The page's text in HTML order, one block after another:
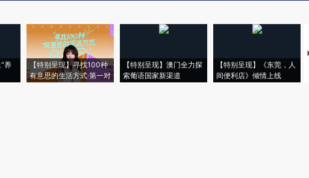
养
【特别呈现】寻找100种
有意思的生活方式·第一对
【特别呈现】澳门全力探
索葡语国家新渠道
【特别呈现】《东莞，人
间便利店》倾情上线